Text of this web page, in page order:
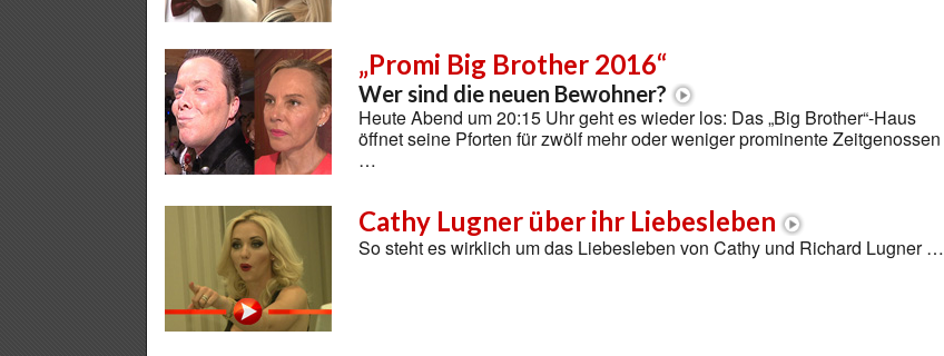
„Promi Big Brother 2016“
Wer sind die neuen Bewohner?
Heute Abend um 20:15 Uhr geht es wieder los: Das „Big Brother“-Haus
öffnet seine Pforten für zwölf mehr oder weniger prominente Zeitgenossen
…
Cathy Lugner über ihr Liebesleben
So steht es wirklich um das Liebesleben von Cathy und Richard Lugner …